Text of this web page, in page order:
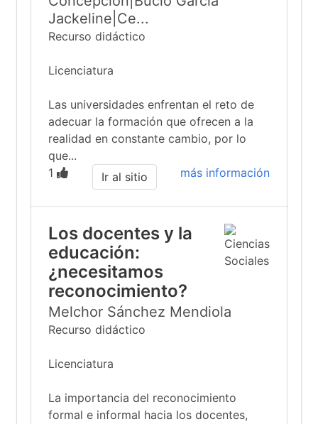
Jackeline|Ce...
Recurso didáctico
Licenciatura
Las universidades enfrentan el reto de
adecuar la formación que ofrecen a la
realidad en constante cambio, por lo
que...
1
más información
Ir al sitio
Los docentes y la
educación:
¿necesitamos
reconocimiento?
Melchor Sánchez Mendiola
Recurso didáctico
Licenciatura
La importancia del reconocimiento
formal e informal hacia los docentes,